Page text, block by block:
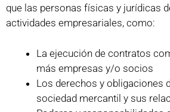
que las personas físicas y jurídicas
actividades empresariales, como:
La ejecución de contratos
más empresas y/o socios
Los derechos y obligaciones
sociedad mercantil y sus